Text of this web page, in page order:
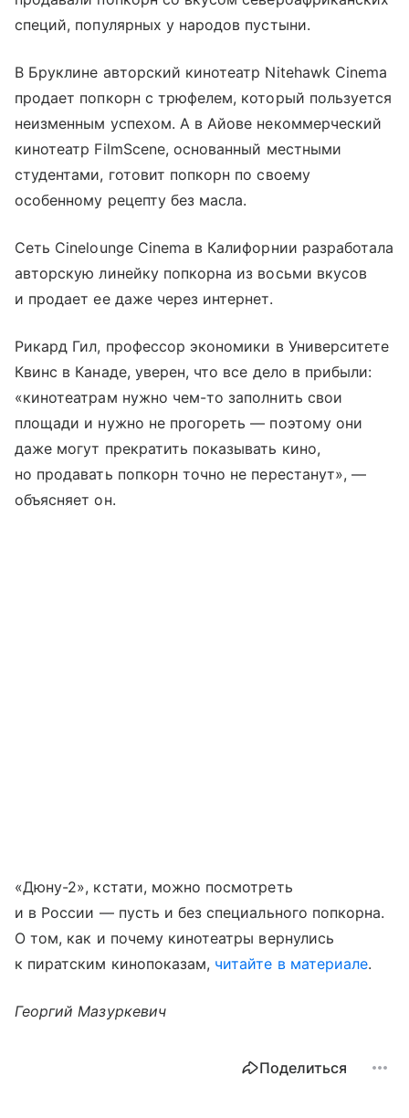
специй, популярных у народов пустыни.
В Бруклине авторский кинотеатр Nitehawk Cinema
продает попкорн с трюфелем, который пользуется
неизменным успехом. А в Айове некоммерческий
кинотеатр FilmScene, основанный местными
студентами, готовит попкорн по своему
особенному рецепту без масла.
Сеть Cinelounge Cinema в Калифорнии разработала
авторскую линейку попкорна из восьми вкусов
и продает ее даже через интернет.
Рикард Гил, профессор экономики в Университете
Квинс в Канаде, уверен, что все дело в прибыли:
«кинотеатрам нужно чем-то заполнить свои
площади и нужно не прогореть — поэтому они
даже могут прекратить показывать кино,
но продавать попкорн точно не перестанут», —
объясняет он.
«Дюну-2», кстати, можно посмотреть
и в России — пусть и без специального попкорна.
О том, как и почему кинотеатры вернулись
к пиратским кинопоказам, читайте в материале.
Георгий Мазуркевич
Поделиться